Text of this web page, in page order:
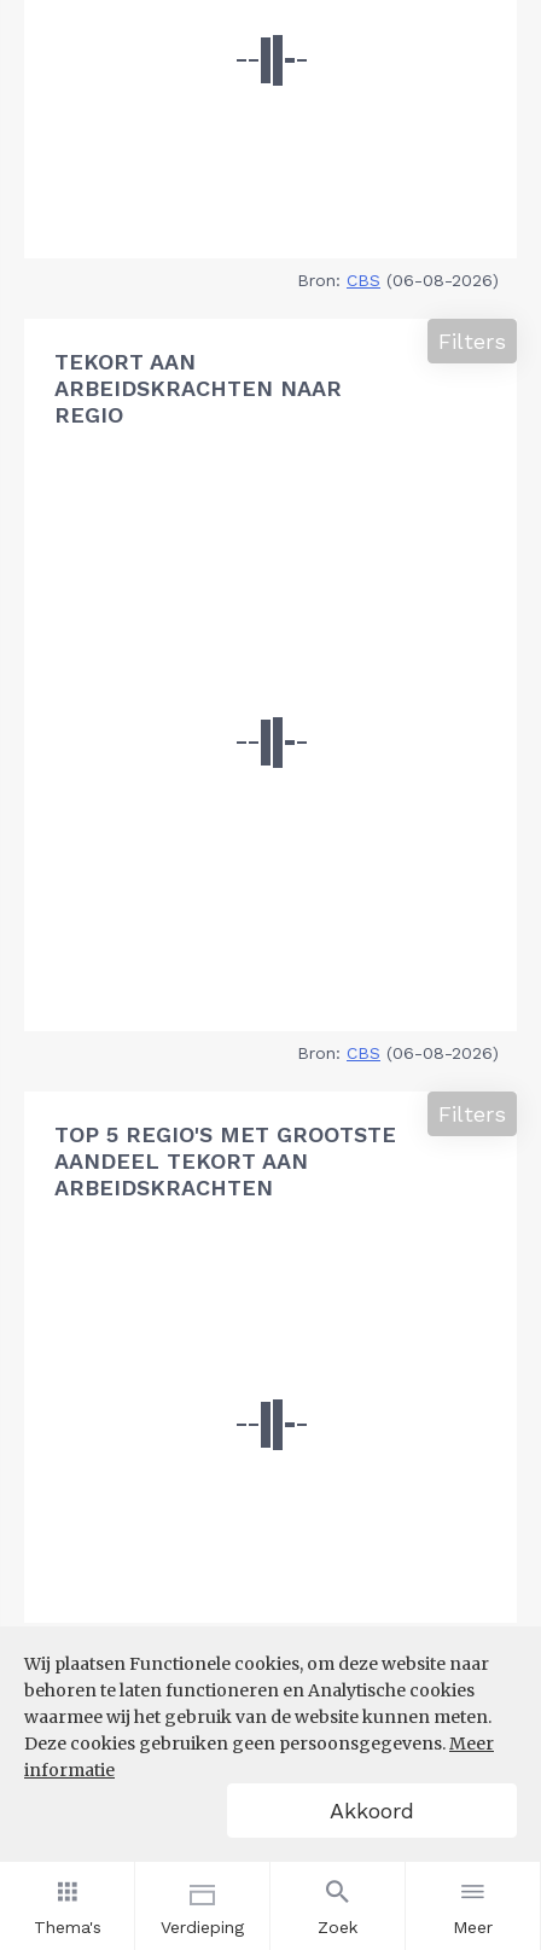
Thema's Verdieping Zoek Meer
Wij plaatsen Functionele cookies, om deze website naar
behoren te laten functioneren en Analytische cookies
waarmee wij het gebruik van de website kunnen meten.
Deze cookies gebruiken geen persoonsgegevens.Meer
informatie
Akkoord
Bron: CBS (06-08-2026)
TEKORT AAN
ARBEIDSKRACHTEN NAAR
REGIO
Filters
Bron: CBS (06-08-2026)
TOP 5 REGIO'S MET GROOTSTE
AANDEEL TEKORT AAN
ARBEIDSKRACHTEN
Filters
TOP 10 REGIO'S MET KLEINSTE
AANDEEL TEKORT AAN
ARBEIDSKRACHTEN
Filters